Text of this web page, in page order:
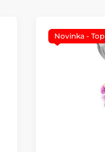
Novinka - Top